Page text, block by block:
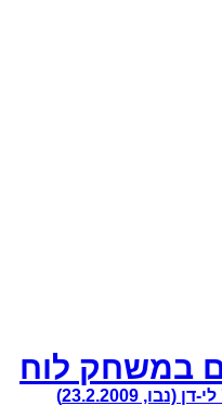
במשחק לוח